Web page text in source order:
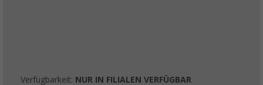
Verfügbarkeit: NUR IN FILIALEN VERFÜGBAR